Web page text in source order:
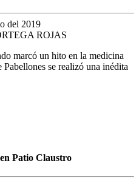
del 2019
ROJAS
marcó un hito en la medicina
se realizó una inédita
Patio Claustro